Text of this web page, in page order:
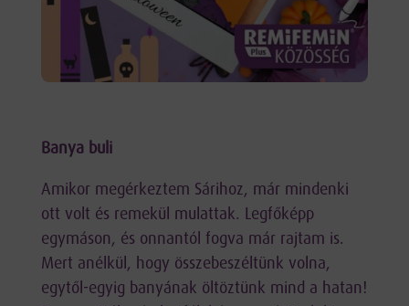
Banya buli
Amikor megérkeztem Sárihoz, már mindenki
ott volt és remekül mulattak. Legfőképp
egymáson, és onnantól fogva már rajtam is.
Mert anélkül, hogy összebeszéltünk volna,
egytől-egyig banyának öltöztünk mind a hatan!